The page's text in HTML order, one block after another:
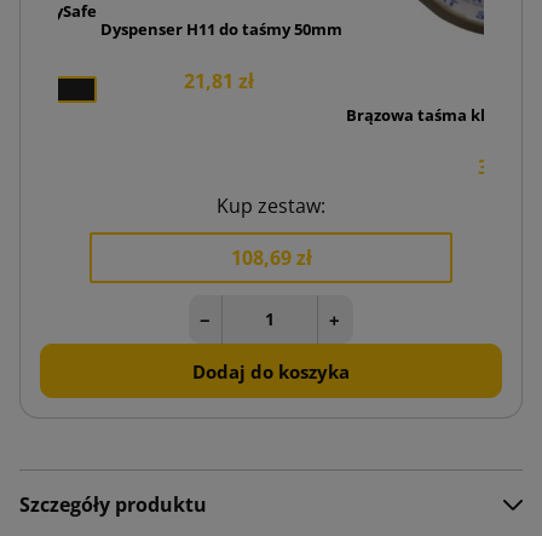
DutySafe
Dyspenser H11 do taśmy 50mm
21,81 zł
Brązowa taśma klejąca
3,76 zł
Kup zestaw:
108,69 zł
− +
Dodaj do koszyka
Szczegóły produktu